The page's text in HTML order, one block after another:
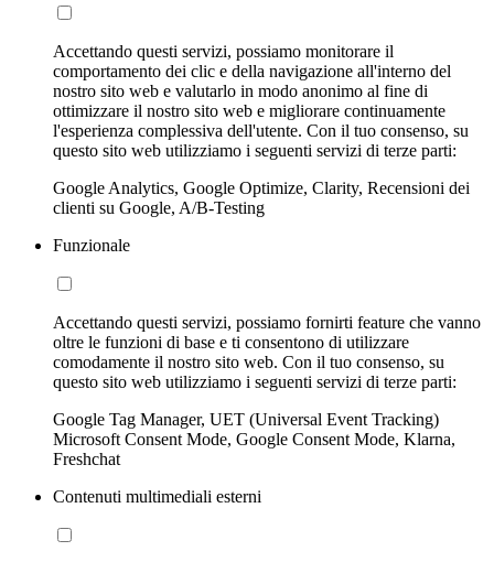
Accettando questi servizi, possiamo monitorare il
comportamento dei clic e della navigazione all'interno del
nostro sito web e valutarlo in modo anonimo al fine di
ottimizzare il nostro sito web e migliorare continuamente
l'esperienza complessiva dell'utente. Con il tuo consenso, su
questo sito web utilizziamo i seguenti servizi di terze parti:
Google Analytics, Google Optimize, Clarity, Recensioni dei
clienti su Google, A/B-Testing
Funzionale
Accettando questi servizi, possiamo fornirti feature che vanno
oltre le funzioni di base e ti consentono di utilizzare
comodamente il nostro sito web. Con il tuo consenso, su
questo sito web utilizziamo i seguenti servizi di terze parti:
Google Tag Manager, UET (Universal Event Tracking)
Microsoft Consent Mode, Google Consent Mode, Klarna,
Freshchat
Contenuti multimediali esterni